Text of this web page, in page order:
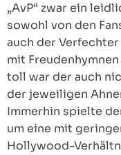
„AvP“ zwar ein
sowohl von den
auch der
mit
toll war der auch
der jeweiligen
Immerhin spielte
um eine mit
Hollywood-